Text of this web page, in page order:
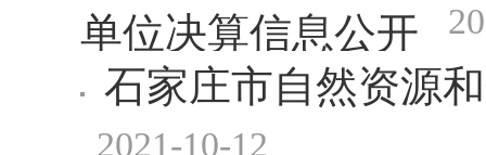
单位决算信息公开
石家庄市自然资源
2021-10-12